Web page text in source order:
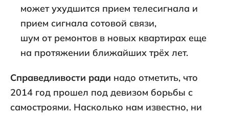
может ухудшится прием телесигнала и
прием сигнала сотовой связи,
шум от ремонтов в новых квартирах еще
на протяжении ближайших трёх лет.
Справедливости ради надо отметить, что
2014 год прошел под девизом борьбы с
самостроями. Насколько нам известно, ни